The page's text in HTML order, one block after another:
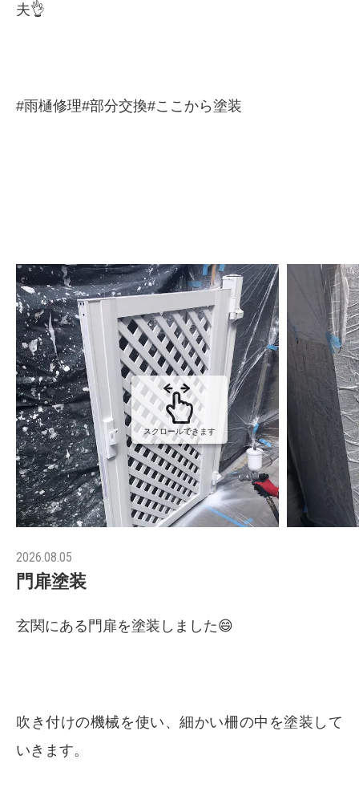
夫👌
#雨樋修理#部分交換#ここから塗装
スクロールできます
2026.08.05
門扉塗装
玄関にある門扉を塗装しました😄
吹き付けの機械を使い、細かい柵の中を塗装して
いきます。